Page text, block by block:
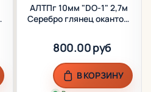
АЛТПг 10мм "DO-1" 2,7м
Серебро глянец окантов.
800.00 руб
В КОРЗИНУ